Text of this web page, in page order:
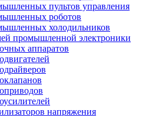
пультов управления
роботов
холодильников
промышленной электроники
аппаратов
напряжения